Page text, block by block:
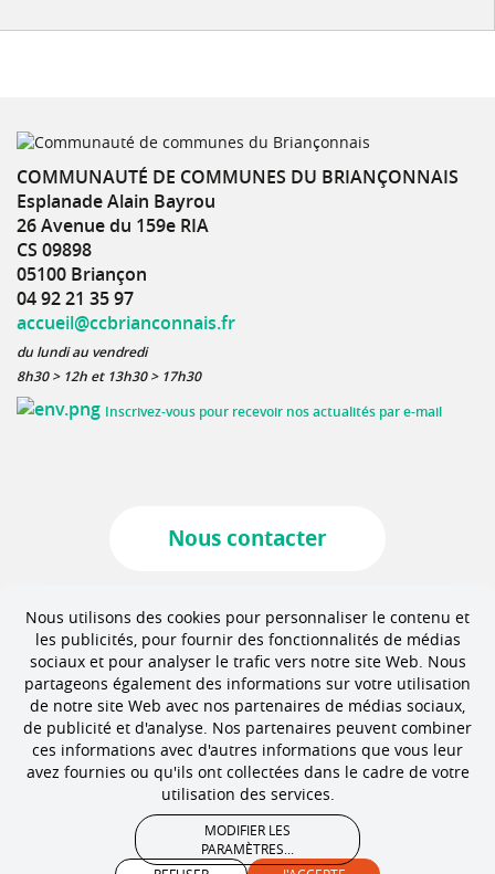
COMMUNAUTÉ DE COMMUNES DU BRIANÇONNAIS
Esplanade Alain Bayrou
26 Avenue du 159e RIA
CS 09898
05100 Briançon
04 92 21 35 97
accueil@ccbrianconnais.fr
du lundi au vendredi
8h30 > 12h et 13h30 > 17h30
Inscrivez-vous pour recevoir nos actualités par e-mail
Nous contacter
Marchés publics
Offres d'emploi
Mentions légales Crédits Accessibilité
Nous utilisons des cookies pour personnaliser le contenu et
les publicités, pour fournir des fonctionnalités de médias
sociaux et pour analyser le trafic vers notre site Web. Nous
partageons également des informations sur votre utilisation
de notre site Web avec nos partenaires de médias sociaux,
de publicité et d'analyse. Nos partenaires peuvent combiner
ces informations avec d'autres informations que vous leur
avez fournies ou qu'ils ont collectées dans le cadre de votre
utilisation des services.
MODIFIER LES
PARAMÈTRES